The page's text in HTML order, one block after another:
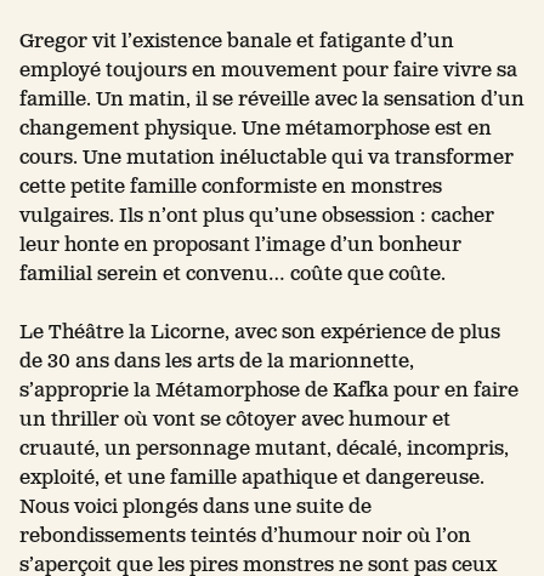
Gregor vit l’existence banale et fatigante d’un
employé toujours en mouvement pour faire vivre sa
famille. Un matin, il se réveille avec la sensation d’un
changement physique. Une métamorphose est en
cours. Une mutation inéluctable qui va transformer
cette petite famille conformiste en monstres
vulgaires. Ils n’ont plus qu’une obsession : cacher
leur honte en proposant l’image d’un bonheur
familial serein et convenu… coûte que coûte.
Le Théâtre la Licorne, avec son expérience de plus
de 30 ans dans les arts de la marionnette,
s’approprie la Métamorphose de Kafka pour en faire
un thriller où vont se côtoyer avec humour et
cruauté, un personnage mutant, décalé, incompris,
exploité, et une famille apathique et dangereuse.
Nous voici plongés dans une suite de
rebondissements teintés d’humour noir où l’on
s’aperçoit que les pires monstres ne sont pas ceux